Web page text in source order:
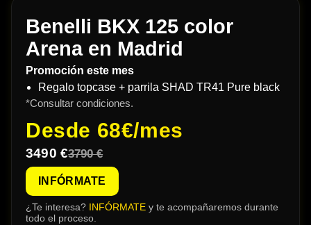
Benelli BKX 125 color
Arena en Madrid
Promoción este mes
Regalo topcase + parrila SHAD TR41 Pure black
*Consultar condiciones.
Desde 68€/mes
3490 €3790 €
INFÓRMATE
¿Te interesa? INFÓRMATE y te acompañaremos durante
todo el proceso.